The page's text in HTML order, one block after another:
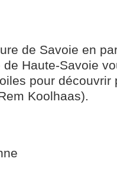
de Savoie en
de Haute-Savoie
pour découvrir
Koolhaas).